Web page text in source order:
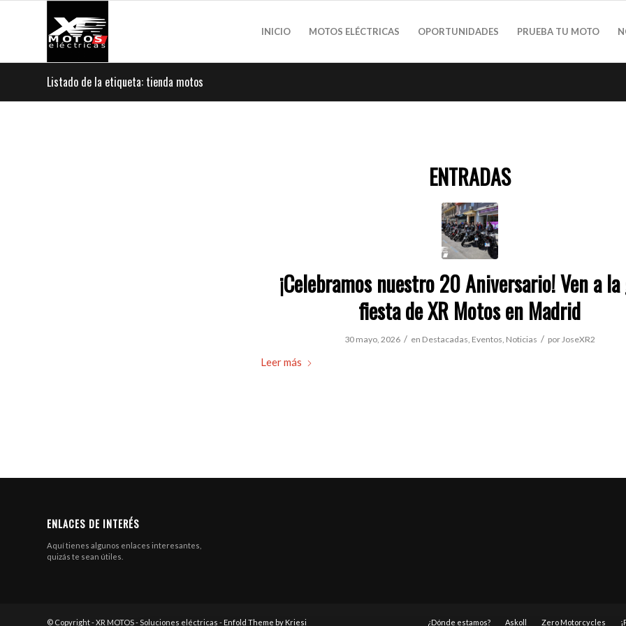
INICIO MOTOS ELÉCTRICAS OPORTUNIDADES PRUEBA TU MOTO
Listado de la etiqueta: tienda motos
ENTRADAS
¡Celebramos nuestro 20 Aniversario! Ven a
fiesta de XR Motos en Madrid
30 mayo, 2026 / en Destacadas, Eventos, Noticias / porJoseXR2
Leer más
ENLACES DE INTERÉS
Aquí tienes algunos enlaces interesantes,
quizás te sean útiles.
© Copyright - XR MOTOS - Soluciones eléctricas - Enfold Theme by Kriesi ¿Dónde estamos? Askoll Zero Motorcycles